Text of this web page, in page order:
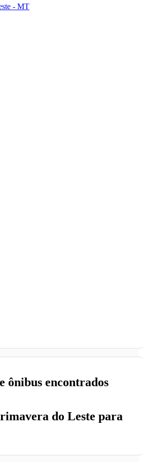
- MT
do Leste para
ônibus encontrados